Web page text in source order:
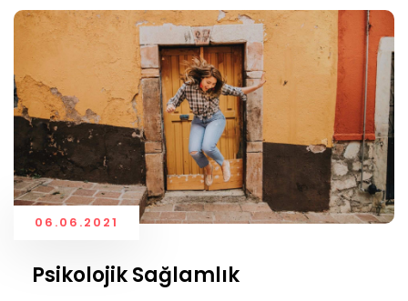
06.06.2021
Psikolojik Sağlamlık